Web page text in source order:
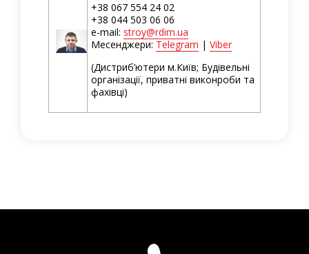
+38 067 554 24 02
+38 044 503 06 06
e-mail: stroy@rdim.ua
Месенджери: Telegram | Viber
(Дистриб’ютери м.Київ; Будівельні
організації, приватні виконроби та
фахівці)